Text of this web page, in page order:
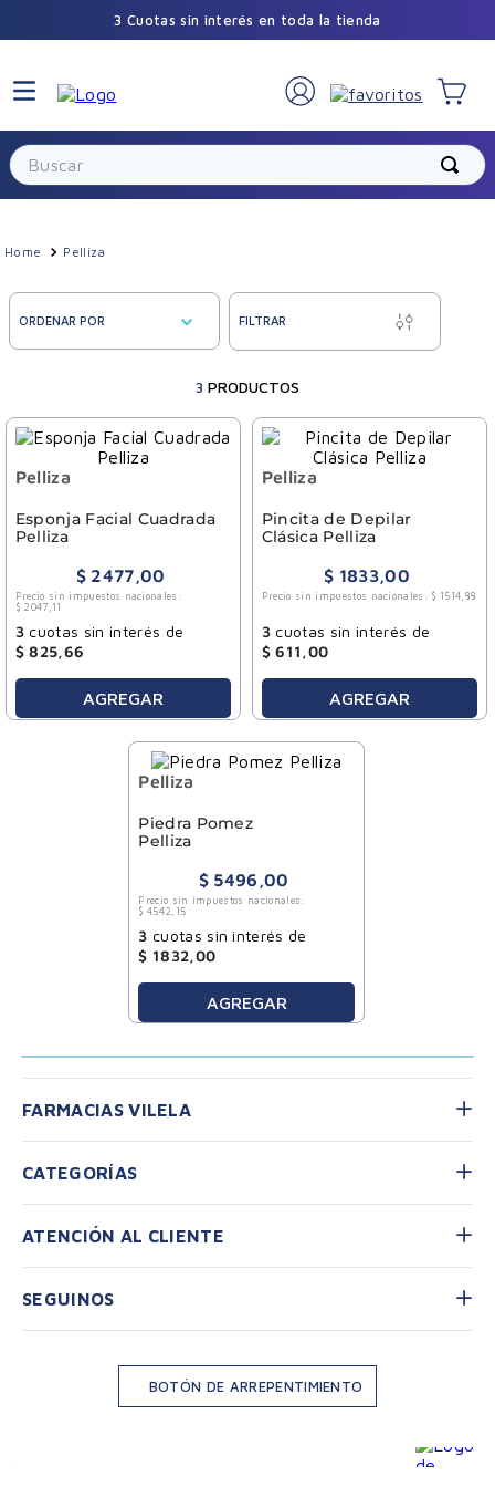
3 Cuotas sin interés en toda la tienda
Buscar
Pelliza
ORDENAR POR FILTRAR
3 PRODUCTOS
Pelliza
Esponja Facial Cuadrada
Pelliza
$ 2477,00
Precio sin impuestos nacionales:
$ 2047 , 11
3 cuotas sin interés de
$ 825,66
AGREGAR
Pelliza
Pincita de Depilar
Clásica Pelliza
$ 1833,00
Precio sin impuestos nacionales: $ 1514, 88
3 cuotas sin interés de
$ 611,00
AGREGAR
Pelliza
Piedra Pomez
Pelliza
$ 5496 ,00
Precio sin impuestos nacionales:
$ 4542 15
3 cuotas sin interés de
$ 1832,00
AGREGAR
FARMACIAS VILELA
CATEGORÍAS
ATENCIÓN AL CLIENTE
SEGUINOS
BOTÓN DE ARREPENTIMIENTO